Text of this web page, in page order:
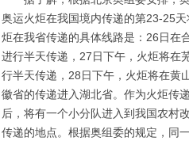
奥运火炬在我国境内传递的第23-25
炬在我省传递的具体线路是：26日在
进行半天传递，27日下午，火炬将在
行半天传递，28日下午，火炬将在黄
徽省的传递进入湖北省。作为火炬传
后，将有一个小分队进入到我国农村
传递的地点。根据奥组委的规定，同